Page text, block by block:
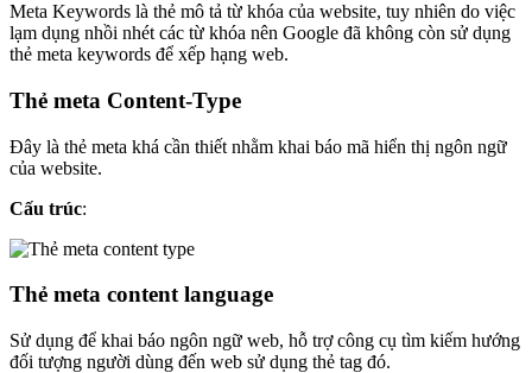
Meta Keywords là thẻ mô tả từ khóa của website, tuy nhiên do việc
lạm dụng nhồi nhét các từ khóa nên Google đã không còn sử dụng
thẻ meta keywords để xếp hạng web.
Thẻ meta Content-Type
Đây là thẻ meta khá cần thiết nhằm khai báo mã hiển thị ngôn ngữ
của website.
Cấu trúc:
Thẻ meta content language
Sử dụng để khai báo ngôn ngữ web, hỗ trợ công cụ tìm kiếm hướng
đối tượng người dùng đến web sử dụng thẻ tag đó.